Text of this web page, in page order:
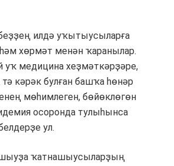
илдә уҡытыусыларға
хөрмәт менән ҡаранылар.
уҡ медицина хеҙмәткәрҙәре,
кәрәк булған башҡа һөнәр
мөһимлеген, бөйөклөгөн
осоронда тулыһынса
ул.
ҡатнашыусыларҙың